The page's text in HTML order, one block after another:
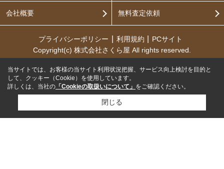
会社概要 無料査定依頼
プライバシーポリシー 利用規約
PCサイト
Copyright(c) 株式会社さくら屋 All rights reserved.
当サイトでは、お客様の当サイト利用状況把握、サービス向上検討を目的と
して、クッキー（Cookie）を使用しています。
詳しくは、当社の 「Cookieの取扱いについて」 をご確認ください。
閉じる